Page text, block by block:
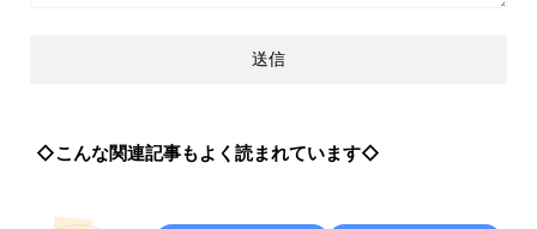
◇こんな関連記事もよく読まれています◇